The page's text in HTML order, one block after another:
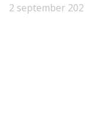
2 september